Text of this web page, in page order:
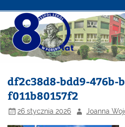
df2c38d8-bdd9-476b-
f011b80157f2
26 stycznia 2026 Joanna